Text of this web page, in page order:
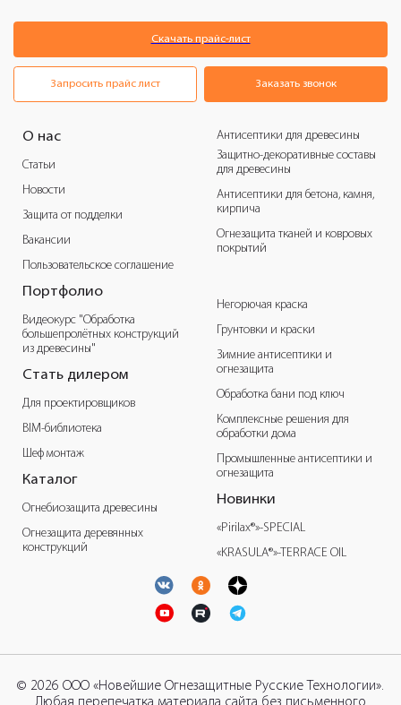
Скачать прайс-лист
Запросить прайс лист
О нас
Статьи
Новости
Защита от подделки
Вакансии
Пользовательское соглашение
Портфолио
Видеокурс "Обработка
большепролётных конструкций
из древесины"
Стать дилером
Для проектировщиков
BIM-библиотека
Шеф монтаж
Каталог
Огнебиозащита древесины
Огнезащита деревянных
конструкций
Антисептики для древесины
Защитно-декоративные составы
для древесины
Антисептики для бетона, камня,
кирпича
Огнезащита тканей и ковровых
покрытий
Негорючая краска
Грунтовки и краски
Зимние антисептики и
огнезащита
Обработка бани под ключ
Комплексные решения для
обработки дома
Промышленные антисептики и
огнезащита
Новинки
«Pirilax®»-SPECIAL
«KRASULA®»-TERRACE OIL
Заказать звонок
© 2026 ООО «Новейшие Огнезащитные Русские Технологии».